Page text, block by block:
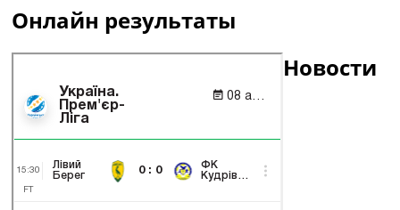
Онлайн результаты
Новости